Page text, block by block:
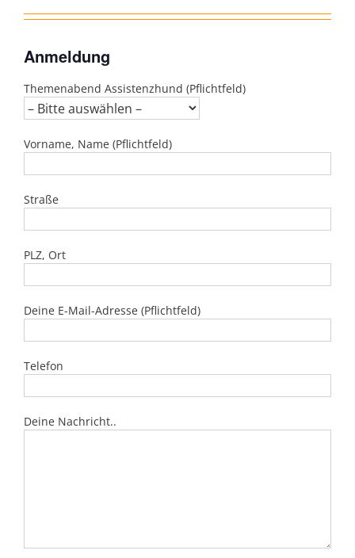
Anmeldung
Themenabend Assistenzhund (Pflichtfeld)
Vorname, Name (Pflichtfeld)
Straße
PLZ, Ort
Deine E-Mail-Adresse (Pflichtfeld)
Telefon
Deine Nachricht..